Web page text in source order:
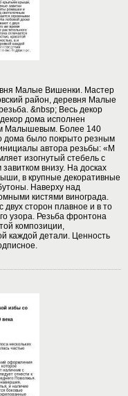
Малые Вишенки. Мастер
район, деревня Малые
&nbsp; Весь декор
дома исполнен
Малышевым. Более 140
дома было покрыто резным
автора резьбы: «М
изогнутый стебель с
внизу. На досках
в крупные декоративные
Наверху над
кистями винограда.
двух сторон плавное и в то
узора. Резьба фронтона
композиции,
каждой детали. Ценность